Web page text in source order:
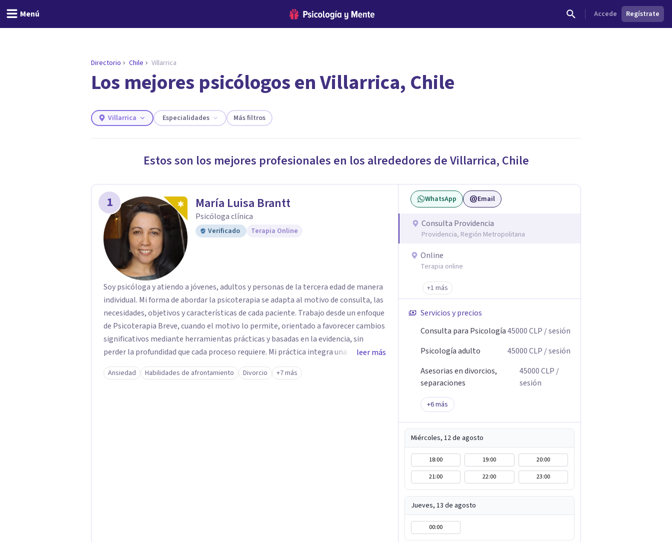
Menú Accede Regístrate
ENCONTRAR MI TERAPEUTA
¿Necesitas ayuda para encontrar el psicólogo adecuado?
necesidades.
Responder cuestionario
Directorio Chile Villarrica
Los mejores psicólogos en Villarrica, Chile
Villarrica Especialidades Más filtros
Estos son los mejores profesionales en los alrededores deVillarrica, Chile
1 María Luisa Brantt
Psicóloga clínica
Verificado Terapia Online
Soy psicóloga y atiendo a jóvenes, adultos y personas de la tercera edad de manera
individual. Mi forma de abordar la psicoterapia se adapta al motivo de consulta, las
necesidades, objetivos y características de cada paciente. Trabajo desde un enfoque
de Psicoterapia Breve, cuando el motivo lo permite, orientado a favorecer cambios
significativos mediante herramientas prácticas y basadas en la evidencia, sin
perder la profundidad que cada proceso requiere. Mi práctica integra una
perspectiva clínica, humanista y existencial. Además, soy Magíster en Filosofía,
Doctora en Filosofía y Consultora Filosófica, formación que me permite
leer más
Ansiedad Habilidades de afrontamiento Divorcio +7 más
WhatsApp Email
Consulta Providencia
Providencia, Región Metropolitana
Online
Terapia online
+1 más
Servicios y precios
Consulta para Psicología45000CLP / sesión
Psicología adulto
45000CLP / sesión
Asesorias en divorcios,
separaciones
45000CLP /
sesión
+6más
Miércoles, 12 de agosto
18:00 19:00
20:00
21:00
22:00 23:00
Jueves, 13 de agosto
00:00